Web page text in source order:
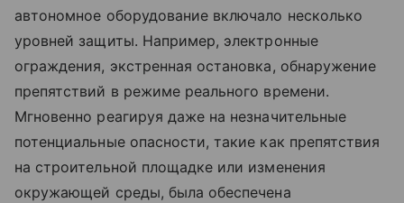
автономное оборудование включало несколько
уровней защиты. Например, электронные
ограждения, экстренная остановка, обнаружение
препятствий в режиме реального времени.
Мгновенно реагируя даже на незначительные
потенциальные опасности, такие как препятствия
на строительной площадке или изменения
окружающей среды, была обеспечена